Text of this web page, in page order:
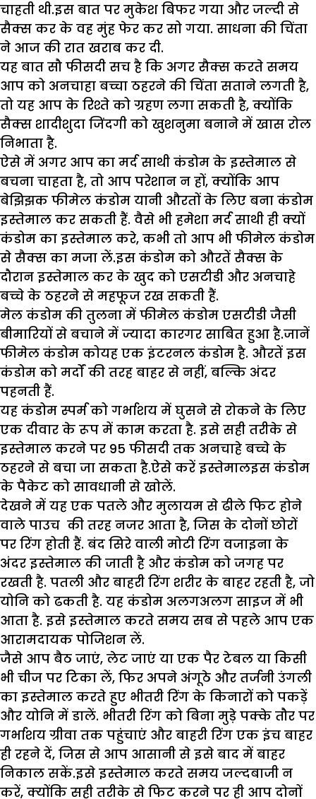
चाहती थी.इस बात पर मुकेश बिफर गया और जल्दी से
सैक्स कर के वह मुंह फेर कर सो गया. साधना की चिंता
ने आज की रात खराब कर दी.
यह बात सौ फीसदी सच है कि अगर सैक्स करते समय
आप को अनचाहा बच्चा ठहरने की चिंता सताने लगती है,
तो यह आप के रिश्ते को ग्रहण लगा सकती है, क्योंकि
सैक्स शादीशुदा जिंदगी को खुशनुमा बनाने में खास रोल
निभाता है.
ऐसे में अगर आप का मर्द साथी कंडोम के इस्तेमाल से
बचना चाहता है, तो आप परेशान न हों, क्योंकि आप
बेझिझक फीमेल कंडोम यानी औरतों के लिए बना कंडोम
इस्तेमाल कर सकती हैं. वैसे भी हमेशा मर्द साथी ही क्यों
कंडोम का इस्तेमाल करे, कभी तो आप भी फीमेल कंडोम
से सैक्स का मजा लें.इस कंडोम को औरतें सैक्स के
दौरान इस्तेमाल कर के खुद को एसटीडी और अनचाहे
बच्चे के ठहरने से महफूज रख सकती हैं.
मेल कंडोम की तुलना में फीमेल कंडोम एसटीडी जैसी
बीमारियों से बचाने में ज्यादा कारगर साबित हुआ है.जानें
फीमेल कंडोम कोयह एक इंटरनल कंडोम है. औरतें इस
कंडोम को मर्दों की तरह बाहर से नहीं, बल्कि अंदर
पहनती हैं.
यह कंडोम स्पर्म को गर्भाशय में घुसने से रोकने के लिए
एक दीवार के रूप में काम करता है. इसे सही तरीके से
इस्तेमाल करने पर 95 फीसदी तक अनचाहे बच्चे के
ठहरने से बचा जा सकता है.ऐसे करें इस्तेमालइस कंडोम
के पैकेट को सावधानी से खोलें.
देखने में यह एक पतले और मुलायम से ढीले फिट होने
वाले पाउच की तरह नजर आता है, जिस के दोनों छोरों
पर रिंग होती हैं. बंद सिरे वाली मोटी रिंग वजाइना के
अंदर इस्तेमाल की जाती है और कंडोम को जगह पर
रखती है. पतली और बाहरी रिंग शरीर के बाहर रहती है, जो
योनि को ढकती है. यह कंडोम अलगअलग साइज में भी
आता है. इसे इस्तेमाल करते समय सब से पहले आप एक
आरामदायक पोजिशन लें.
जैसे आप बैठ जाएं, लेट जाएं या एक पैर टेबल या किसी
भी चीज पर टिका लें, फिर अपने अंगूठे और तर्जनी उंगली
का इस्तेमाल करते हुए भीतरी रिंग के किनारों को पकड़ें
और योनि में डालें. भीतरी रिंग को बिना मुड़े पक्के तौर पर
गर्भाशय ग्रीवा तक पहुंचाएं और बाहरी रिंग एक इंच बाहर
ही रहने दें, जिस से आप आसानी से इसे बाद में बाहर
निकाल सकें.इसे इस्तेमाल करते समय जल्दबाजी न
करें, क्योंकि सही तरीके से फिट करने पर ही आप दोनों